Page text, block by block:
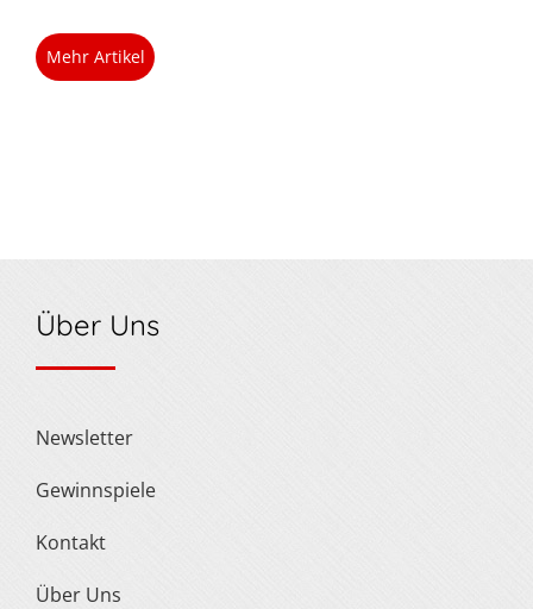
Mehr Artikel
Über Uns
Newsletter
Gewinnspiele
Kontakt
Über Uns